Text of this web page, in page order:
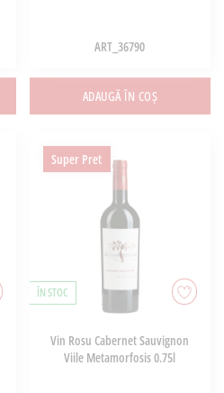
ART_36790
ADAUGĂ ÎN COȘ
Super Pret
ÎN STOC
Vin Rosu Cabernet Sauvignon
Viile Metamorfosis 0.75l